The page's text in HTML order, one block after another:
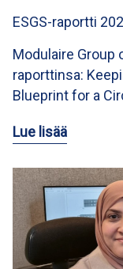
ESGS-raportti
Modulaire Group
raporttinsa:
Blueprint for a
Lue lisää